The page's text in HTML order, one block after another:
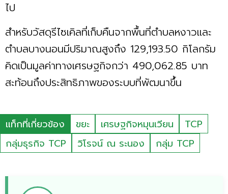
ไป
สำหรับวัสดุรีไซเคิลที่เก็บคืนจากพื้นที่ตำบลหงาวและ
ตำบลบางนอนมีปริมาณสูงถึง 129,193.50 กิโลกรัม
คิดเป็นมูลค่าทางเศรษฐกิจกว่า 490,062.85 บาท
สะท้อนถึงประสิทธิภาพของระบบที่พัฒนาขึ้น
แท็กที่เกี่ยวข้อง ขยะ เศรษฐกิจหมุนเวียน
TCP
กลุ่มธุรกิจ TCP
วิโรจน์ ณ ระนอง กลุ่ม TCP